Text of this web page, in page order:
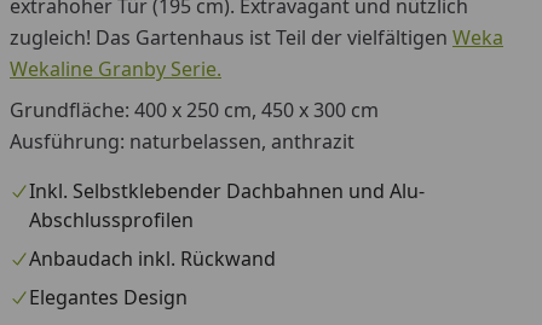
extrahoher Tür (195 cm). Extravagant und nützlich
zugleich! Das Gartenhaus ist Teil der vielfältigen Weka
Wekaline Granby Serie.
Grundfläche: 400 x 250 cm, 450 x 300 cm
Ausführung: naturbelassen, anthrazit
Inkl. Selbstklebender Dachbahnen und Alu-
Abschlussprofilen
Anbaudach inkl. Rückwand
Elegantes Design